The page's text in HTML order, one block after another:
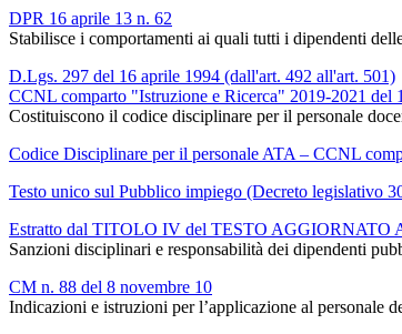
DPR 16 aprile 13 n. 62
Stabilisce i comportamenti ai quali tutti i dipendenti
D.Lgs. 297 del 16 aprile 1994 (dall'art. 492 all'art. 501)
CCNL comparto "Istruzione e Ricerca" 2019-2021 del
Costituiscono il codice disciplinare per il personale
Codice Disciplinare per il personale ATA – CCNL
Testo unico sul Pubblico impiego (Decreto legislativo
Estratto dal TITOLO IV del TESTO AGGIORNATO
Sanzioni disciplinari e responsabilità dei dipendenti
CM n. 88 del 8 novembre 10
Indicazioni e istruzioni per l’applicazione al personale